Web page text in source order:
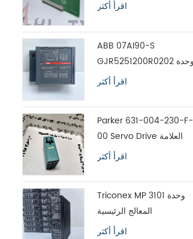
اقرأ أكثر
ABB 07AI90-S
GJR5251200R0202 وحدة
إدخال تحليل وحدة التحكم
اقرأ أكثر
Parker 631-004-230-F-
00 Servo Drive العلامة
التجارية الأصلية الجديدة
اقرأ أكثر
Triconex MP 3101 وحدة
المعالج الرئيسية
اقرأ أكثر